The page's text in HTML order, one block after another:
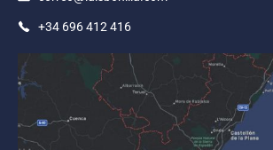
+34 696 412 416